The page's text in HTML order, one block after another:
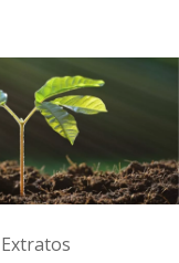
Extratos